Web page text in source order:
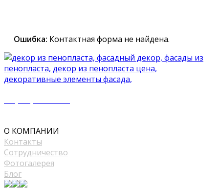
Ошибка: Контактная форма не найдена.
О КОМПАНИИ
Контакты
Сотрудничество
Фотогалерея
Блог